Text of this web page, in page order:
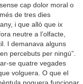
cap dolor moral o
de tres dies
i que allò que ix
neutre a l’olfacte,
I demanava alguns
percebuts per ningú”.
se quatre vegades
volguera. O que el